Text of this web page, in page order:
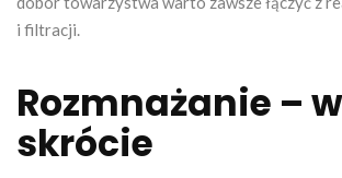
i filtracji.
Rozmnażanie – w
skrócie